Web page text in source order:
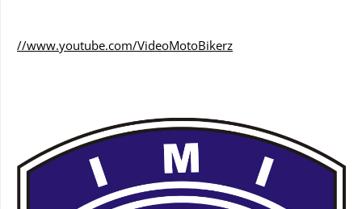
//www.youtube.com/VideoMotoBikerz